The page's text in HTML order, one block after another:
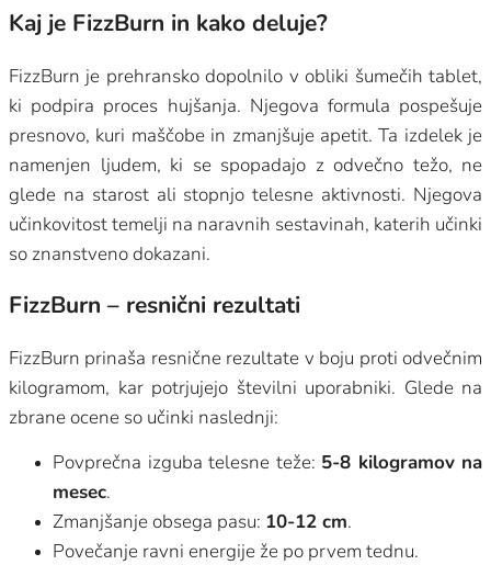
Kaj je FizzBurn in kako deluje?
FizzBurn je prehransko dopolnilo v obliki šumečih tablet,
ki podpira proces hujšanja. Njegova formula pospešuje
presnovo, kuri maščobe in zmanjšuje apetit. Ta izdelek je
namenjen ljudem, ki se spopadajo z odvečno težo, ne
glede na starost ali stopnjo telesne aktivnosti. Njegova
učinkovitost temelji na naravnih sestavinah, katerih učinki
so znanstveno dokazani.
FizzBurn – resnični rezultati
FizzBurn prinaša resnične rezultate v boju proti odvečnim
kilogramom, kar potrjujejo številni uporabniki. Glede na
zbrane ocene so učinki naslednji:
Povprečna izguba telesne teže: 5-8 kilogramov na
mesec.
Zmanjšanje obsega pasu: 10-12 cm.
Povečanje ravni energije že po prvem tednu.